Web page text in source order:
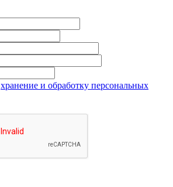
хранение и обработку персональных